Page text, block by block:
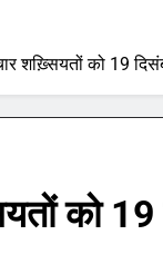
शख़्सियतों को 19
को